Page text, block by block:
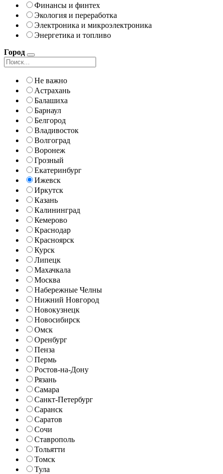
Финансы и финтех
Экология и переработка
Электроника и микроэлектроника
Энергетика и топливо
Город
Не важно
Астрахань
Балашиха
Барнаул
Белгород
Владивосток
Волгоград
Воронеж
Грозный
Екатеринбург
Ижевск
Иркутск
Казань
Калининград
Кемерово
Краснодар
Красноярск
Курск
Липецк
Махачкала
Москва
Набережные Челны
Нижний Новгород
Новокузнецк
Новосибирск
Омск
Оренбург
Пенза
Пермь
Ростов-на-Дону
Рязань
Самара
Санкт-Петербург
Саранск
Саратов
Сочи
Ставрополь
Тольятти
Томск
Тула